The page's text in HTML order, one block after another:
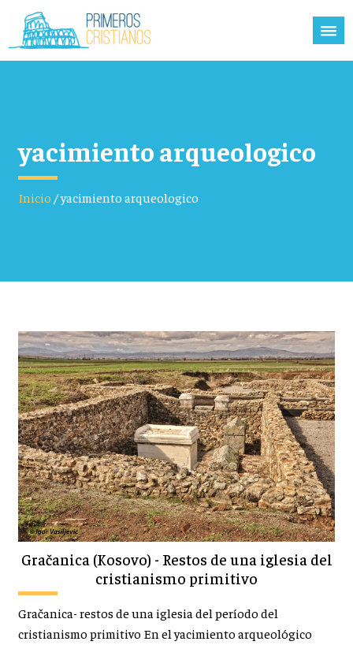
yacimiento arqueologico
Inicio/yacimiento arqueologico
Gračanica (Kosovo) - Restos de una iglesia del
cristianismo primitivo
Gračanica- restos de una iglesia del período del
cristianismo primitivo En el yacimiento arqueológico